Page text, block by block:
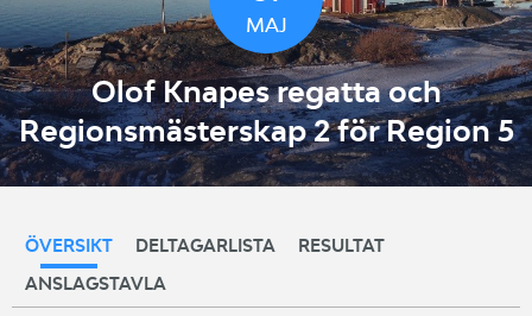
MAJ
Olof Knapes regatta och
Regionsmästerskap 2 för Region 5
ÖVERSIKT DELTAGARLISTA
RESULTAT
ANSLAGSTAVLA